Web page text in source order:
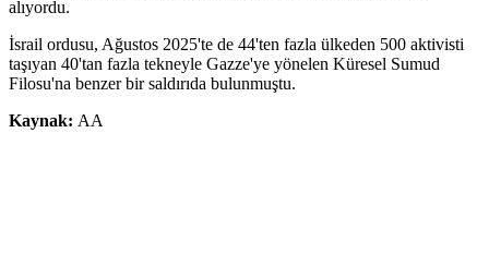
alıyordu.
İsrail ordusu, Ağustos 2025'te de 44'ten fazla ülkeden 500 aktivisti
taşıyan 40'tan fazla tekneyle Gazze'ye yönelen Küresel Sumud
Filosu'na benzer bir saldırıda bulunmuştu.
Kaynak: AA